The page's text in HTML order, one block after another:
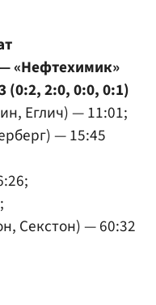
«Нефтехимик»
2:0, 0:0, 0:1)
Еглич) — 11:01;
— 15:45
Секстон) — 60:32